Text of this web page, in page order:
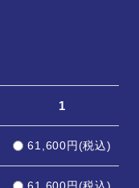
1
61,600円(税込)
61,600円(税込)